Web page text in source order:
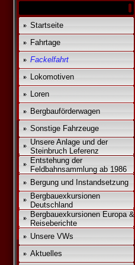
Startseite
Fahrtage
Fackelfahrt
Lokomotiven
Loren
Bergbauförderwagen
Sonstige Fahrzeuge
Unsere Anlage und der
Steinbruch Leferenz
Entstehung der
Feldbahnsammlung ab 1986
Bergung und Instandsetzung
Bergbauexkursionen
Deutschland
Bergbauexkursionen Europa &
Reiseberichte
Unsere VWs
Aktuelles